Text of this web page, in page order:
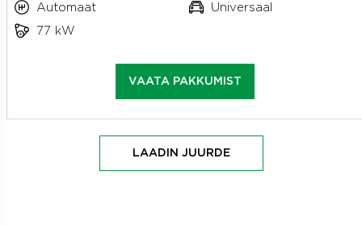
Automaat
Universaal
77 kW
VAATA PAKKUMIST
LAADIN JUURDE